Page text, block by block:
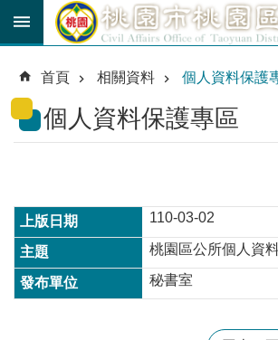
跳到主要內容區塊
育
貼
公
市
民
卡
首頁 相關資料 個人資料保護
個人資料保護專區
110-03-02
桃園區公所個人資
秘書室